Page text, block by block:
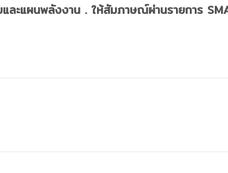
ะแผนพลังงาน . ให้สัมภาษณ์ผ่านรายการ